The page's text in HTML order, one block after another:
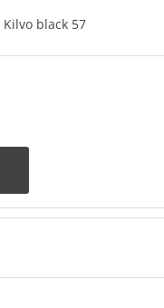
Kilvo black 57